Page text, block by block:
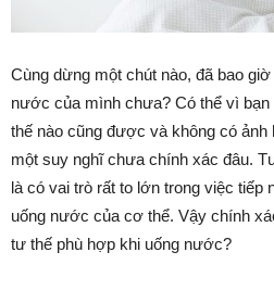
Cùng dừng một chút nào, đã bao
nước của mình chưa? Có thể vì
thế nào cũng được và không có
một suy nghĩ chưa chính xác đâu.
là có vai trò rất to lớn trong việc tiếp
uống nước của cơ thể. Vậy chính
tư thế phù hợp khi uống nước?